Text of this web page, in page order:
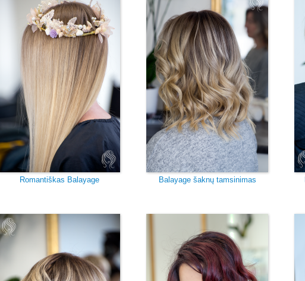
Romantiškas Balayage Balayage šaknų tamsinimas